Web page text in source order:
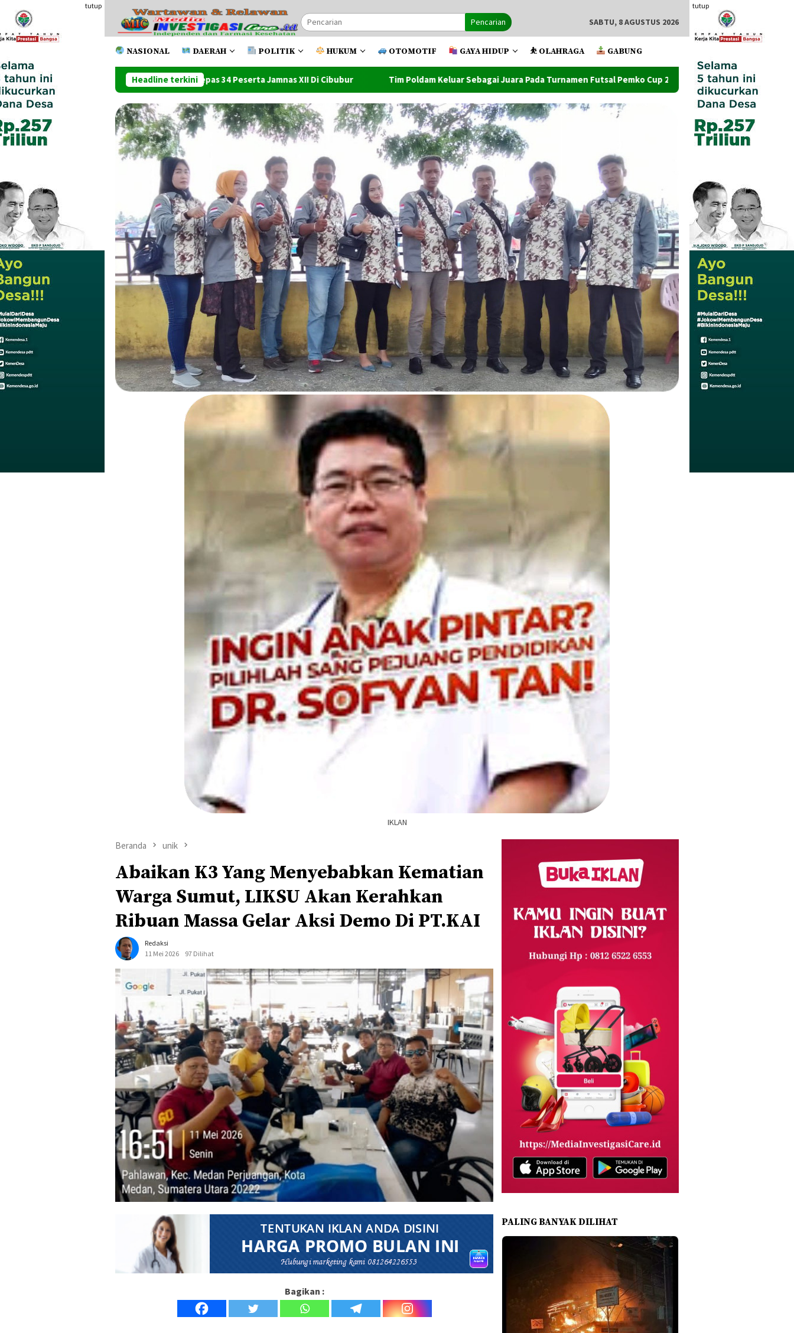
konten
tutup tutup
Pencarian SABTU, 8 AGUSTUS 2026
NASIONAL DAERAH POLITIK HUKUM OTOMOTIF GAYA HIDUP ⛹️ OLAHRAGA GABUNG
Headline terkini
Tanjung Balai Melepas 34 Peserta Jamnas XII Di Cibubur Tim Poldam Keluar Sebagai Juara Pada Turnamen Futsal Pemko Cup 2026 Ketum Mapan Indonessia Apresiasi Satuan
IKLAN
Beranda unik
Abaikan K3 Yang Menyebabkan Kematian
Warga Sumut, LIKSU Akan Kerahkan
Ribuan Massa Gelar Aksi Demo Di PT.KAI
Redaksi
11 Mei 2026
97 Dilihat
Bagikan :
PALING BANYAK DILIHAT